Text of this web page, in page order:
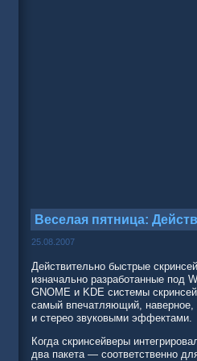
Веселая пятница:
25.08.2007
Действительно быстрые
изначально разработанные под
GNOME и KDE системы
самый впечатляющий, наверное,
и стерео звуковыми эффектами.
Когда скринсейверы
два пакета — соответственно